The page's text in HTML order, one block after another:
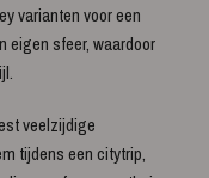
varianten voor een
eigen sfeer, waardoor
veelzijdige
tijdens een citytrip,